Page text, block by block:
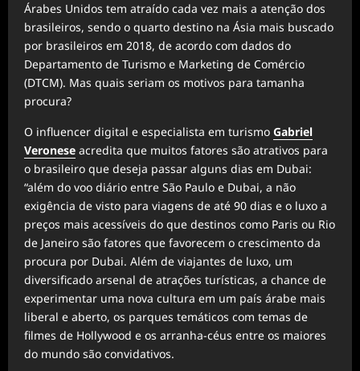
Árabes Unidos tem atraído cada vez mais a atenção dos
brasileiros, sendo o quarto destino na Ásia mais buscado
por brasileiros em 2018, de acordo com dados do
Departamento de Turismo e Marketing de Comércio
(DTCM). Mas quais seriam os motivos para tamanha
procura?
O influencer digital e especialista em turismo Gabriel
Veronese acredita que muitos fatores são atrativos para
o brasileiro que deseja passar alguns dias em Dubai:
“além do voo diário entre São Paulo e Dubai, a não
exigência de visto para viagens de até 90 dias e o luxo a
preços mais acessíveis do que destinos como Paris ou Rio
de Janeiro são fatores que favorecem o crescimento da
procura por Dubai. Além de viajantes de luxo, um
diversificado arsenal de atrações turísticas, a chance de
experimentar uma nova cultura em um país árabe mais
liberal e aberto, os parques temáticos com temas de
filmes de Hollywood e os arranha-céus entre os maiores
do mundo são convidativos.